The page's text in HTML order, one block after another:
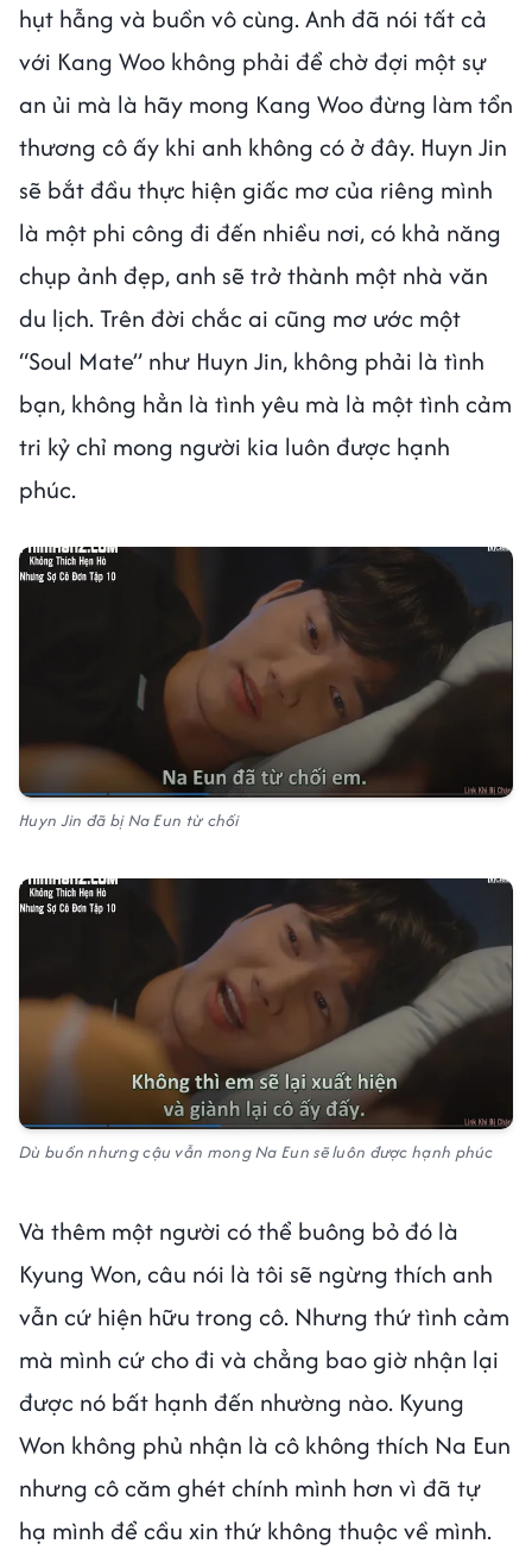
hụt hẫng và buồn vô cùng. Anh đã nói tất cả
với Kang Woo không phải để chờ đợi một sự
an ủi mà là hãy mong Kang Woo đừng làm tổn
thương cô ấy khi anh không có ở đây. Huyn Jin
sẽ bắt đầu thực hiện giấc mơ của riêng mình
là một phi công đi đến nhiều nơi, có khả năng
chụp ảnh đẹp, anh sẽ trở thành một nhà văn
du lịch. Trên đời chắc ai cũng mơ ước một
“Soul Mate” như Huyn Jin, không phải là tình
bạn, không hẳn là tình yêu mà là một tình cảm
tri kỷ chỉ mong người kia luôn được hạnh
phúc.
Huyn Jin đã bị Na Eun từ chối
Dù buồn nhưng cậu vẫn mong Na Eun sẽ luôn được hạnh phúc
Và thêm một người có thể buông bỏ đó là
Kyung Won, câu nói là tôi sẽ ngừng thích anh
vẫn cứ hiện hữu trong cô. Nhưng thứ tình cảm
mà mình cứ cho đi và chẳng bao giờ nhận lại
được nó bất hạnh đến nhường nào. Kyung
Won không phủ nhận là cô không thích Na Eun
nhưng cô căm ghét chính mình hơn vì đã tự
hạ mình để cầu xin thứ không thuộc về mình.